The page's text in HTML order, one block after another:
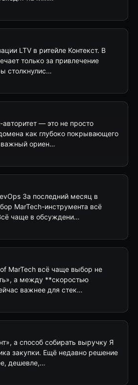
LTV в ритейле Контекст. В
только за привлечение
столкнулис…
авторитет — это не просто
как глубоко покрывающего
важный ориен…
За последний месяц в
MarTech-инструмента всё
чаще в обсуждени…
MarTech всё чаще выбор не
а между **скоростью
важнее для стек…
а способ собирать выручку Я
закупки. Ещё недавно решение
дешевле,…